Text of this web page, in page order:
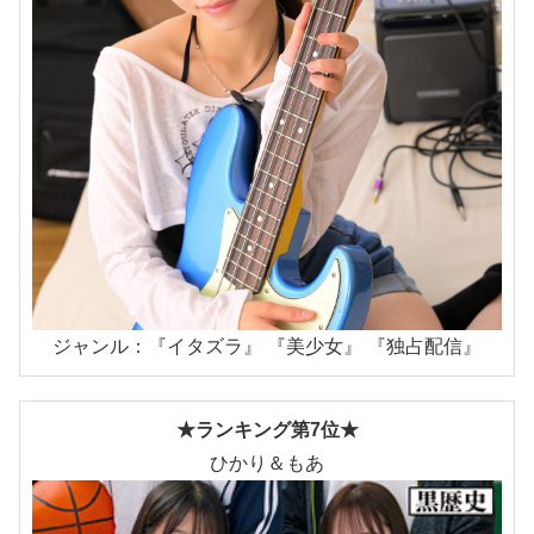
ジャンル：『イタズラ』 『美少女』 『独占配信』
★ランキング第7位★
ひかり＆もあ